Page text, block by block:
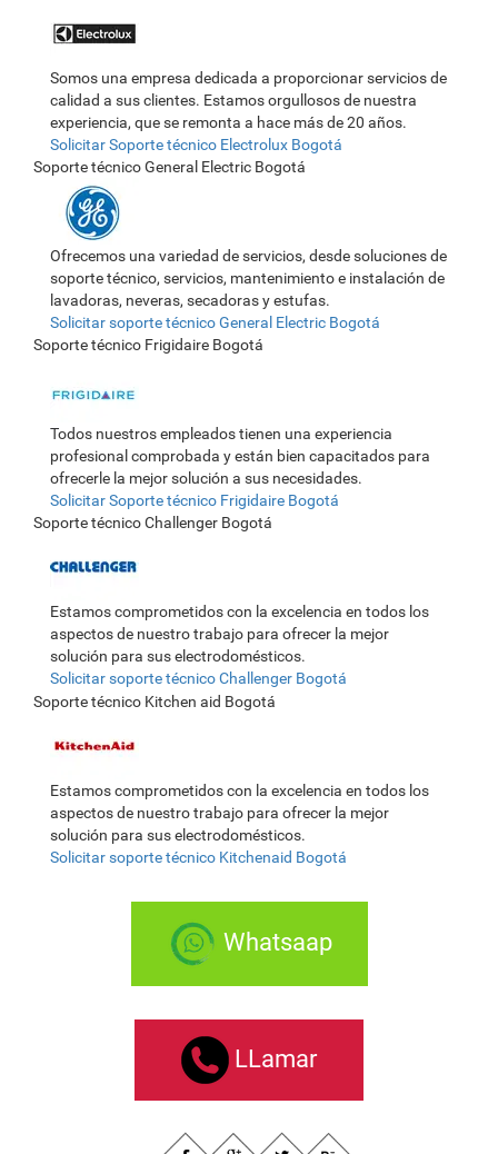
Somos una empresa dedicada a proporcionar servicios de
calidad a sus clientes. Estamos orgullosos de nuestra
experiencia, que se remonta a hace más de 20 años.
Solicitar Soporte técnico Electrolux Bogotá
Soporte técnico General Electric Bogotá
Ofrecemos una variedad de servicios, desde soluciones de
soporte técnico, servicios, mantenimiento e instalación de
lavadoras, neveras, secadoras y estufas.
Solicitar soporte técnico General Electric Bogotá
Soporte técnico Frigidaire Bogotá
Todos nuestros empleados tienen una experiencia
profesional comprobada y están bien capacitados para
ofrecerle la mejor solución a sus necesidades.
Solicitar Soporte técnico Frigidaire Bogotá
Soporte técnico Challenger Bogotá
Estamos comprometidos con la excelencia en todos los
aspectos de nuestro trabajo para ofrecer la mejor
solución para sus electrodomésticos.
Solicitar soporte técnico Challenger Bogotá
Soporte técnico Kitchen aid Bogotá
Estamos comprometidos con la excelencia en todos los
aspectos de nuestro trabajo para ofrecer la mejor
solución para sus electrodomésticos.
Solicitar soporte técnico Kitchenaid Bogotá
Whatsaap
LLamar